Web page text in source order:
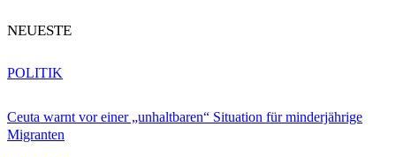
NEUESTE
Ceuta warnt vor einer „unhaltbaren“ Situation für minderjährige
Migranten
POLITIK